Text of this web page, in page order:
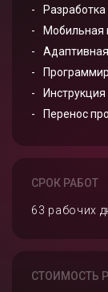
Мобильная
Инструкция
Перенос
СРОК РАБОТ
63 рабочих
СТОИМОСТЬ